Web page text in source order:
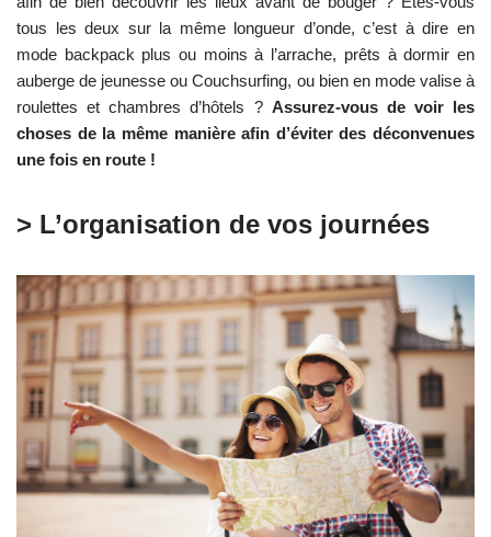
tous les deux sur la même longueur d’onde, c’est à dire en
mode backpack plus ou moins à l’arrache, prêts à dormir en
auberge de jeunesse ou Couchsurfing, ou bien en mode valise à
roulettes et chambres d’hôtels ? Assurez-vous de voir les
choses de la même manière afin d’éviter des déconvenues
une fois en route !
> L’organisation de vos journées